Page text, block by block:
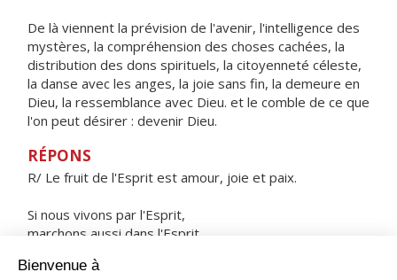
De là viennent la prévision de l'avenir, l'intelligence des
mystères, la compréhension des choses cachées, la
distribution des dons spirituels, la citoyenneté céleste,
la danse avec les anges, la joie sans fin, la demeure en
Dieu, la ressemblance avec Dieu. et le comble de ce que
l'on peut désirer : devenir Dieu.
RÉPONS
R/ Le fruit de l'Esprit est amour, joie et paix.
Si nous vivons par l'Esprit,
marchons aussi dans l'Esprit.
Si vous êtes conduits par l'Esprit,